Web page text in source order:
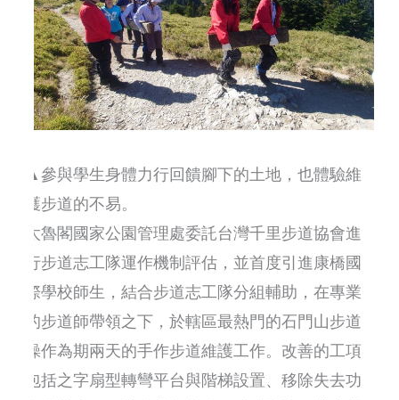
▲參與學生身體力行回饋腳下的土地，也體驗維
護步道的不易。
太魯閣國家公園管理處委託台灣千里步道協會進
行步道志工隊運作機制評估，並首度引進康橋國
際學校師生，結合步道志工隊分組輔助，在專業
的步道師帶領之下，於轄區最熱門的石門山步道
操作為期兩天的手作步道維護工作。改善的工項
包括之字扇型轉彎平台與階梯設置、移除失去功